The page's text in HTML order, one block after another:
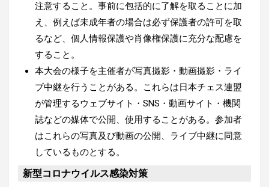
注意すること。事前に包括的に了解を取ることに加
え、例えば未成年者の場合は必ず保護者の許可を取
るなど、個人情報保護や肖像権保護に充分な配慮を
すること。
本大会の様子を主催者が写真撮影・動画撮影・ライ
ブ中継を行うことがある。これらは日本チェス連盟
が管理するウェブサイト・SNS・動画サイト・機関
誌などの媒体で公開、使用することがある。参加者
はこれらの写真及び動画の公開、ライブ中継に同意
しているものとする。
新型コロナウイルス感染対策